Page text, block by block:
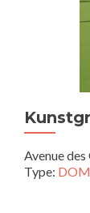
Avenue
Type: